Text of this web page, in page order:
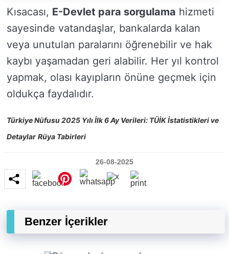
Kısacası, E-Devlet para sorgulama hizmeti
sayesinde vatandaşlar, bankalarda kalan
veya unutulan paralarını öğrenebilir ve hak
kaybı yaşamadan geri alabilir. Her yıl kontrol
yapmak, olası kayıpların önüne geçmek için
oldukça faydalıdır.
Türkiye Nüfusu 2025 Yılı İlk 6 Ay Verileri: TÜİK İstatistikleri ve
Detaylar Rüya Tabirleri
26-08-2025
Benzer İçerikler